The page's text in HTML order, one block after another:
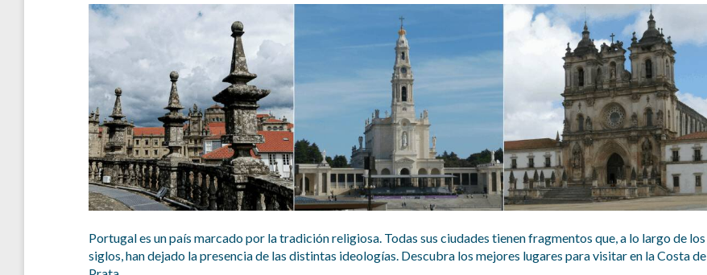
Portugal es un país marcado por la tradición religiosa. Todas sus ciudades tienen fragmentos que, a lo largo de los
siglos, han dejado la presencia de las distintas ideologías. Descubra los mejores lugares para visitar en la Costa de